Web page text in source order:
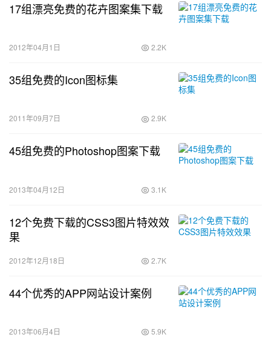
17组漂亮免费的花卉图案集下载
2012年04月1日 2.2K
35组免费的Icon图标集
2011年09月7日 2.9K
45组免费的Photoshop图案下载
2013年04月12日 3.1K
12个免费下载的CSS3图片特效效
果
2012年12月18日 2.7K
44个优秀的APP网站设计案例
2013年06月4日 5.9K